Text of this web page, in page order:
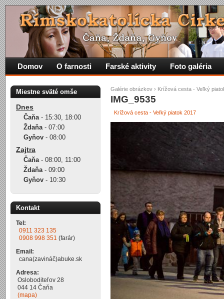
Galérie obrázkov › Krížová cesta - Veľký
IMG_9535
Krížová cesta - Veľký piatok 2017
Domov O farnosti Farské aktivity Foto galéria
Miestne sväté omše
Dnes
Čaňa- 15:30, 18:00
Ždaňa- 07:00
Gyňov - 08:00
Zajtra
Čaňa- 08:00, 11:00
Ždaňa- 09:00
Gyňov - 10:30
Kontakt
Tel:
0911 323 135
0908 998 351 (farár)
Email:
cana(zavináč)abuke.sk
Adresa:
Osloboditeľov 28
044 14 Čaňa
(mapa)